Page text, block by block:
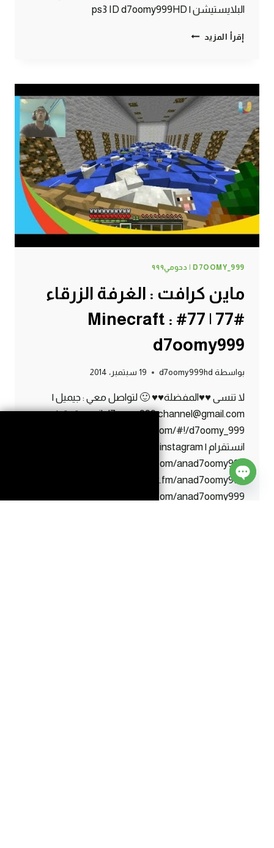
البلايستيشن | ps3 ID d7oomy999HD
إقرأ المزيد ماين
شعبي
#78
|
MINECRAFT
:
@D7OOMY_999
D7OOMY_999 | دحومي٩٩٩
ماين كرافت : الغرفة الزرقاء
#77 | 77# Minecraft :
d7oomy999
بواسطة d7oomy999hd 19 سبتمبر، 2014
لا تنسى ♥♥المفضلة♥♥ 🙂 لتواصل معي : جيميل |
gmail d7oomy999.channel@gmail.com تويتر |
twitter https://twitter.com/#!/d7oomy_999
انستقرام | instagram
Open